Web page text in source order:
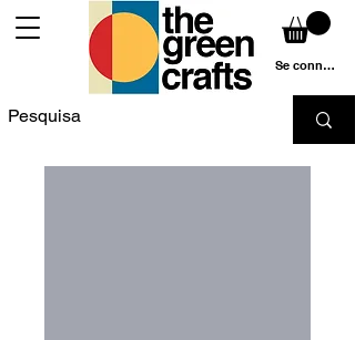
Se connecter